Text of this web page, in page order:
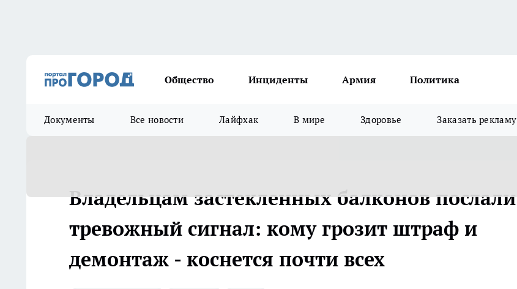
Общество Инциденты Армия Политика
Документы Все новости Лайфхак В мире Здоровье Заказать рекламу
Владельцам застекленных балконов послали
тревожный сигнал: кому грозит штраф и
демонтаж - коснется почти всех